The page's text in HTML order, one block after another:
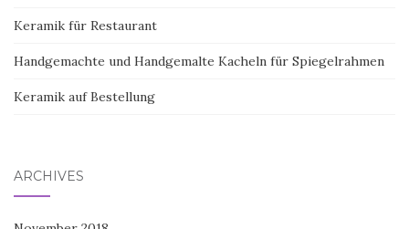
Keramik für Restaurant
Handgemachte und Handgemalte Kacheln für Spiegelrahmen
Keramik auf Bestellung
ARCHIVES